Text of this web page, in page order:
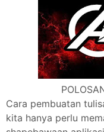
Cara pembuatan
kita hanya perlu